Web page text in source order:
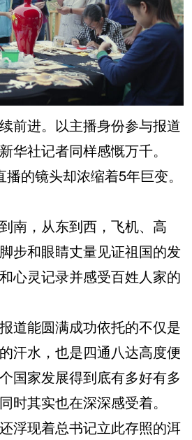
进。以主播身份参与报道
华社记者同样感慨万千。
的镜头却浓缩着5年巨变。
南，从东到西，飞机、高
步和眼睛丈量见证祖国的发
心灵记录并感受百姓人家的
道能圆满成功依托的不仅是
汗水，也是四通八达高度便
国家发展得到底有多好有多
时其实也在深深感受着。
浮现着总书记立此存照的洱